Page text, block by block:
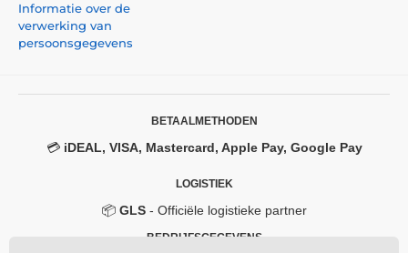
Informatie over de
verwerking van
persoonsgegevens
BETAALMETHODEN
💳 iDEAL, VISA, Mastercard, Apple Pay, Google Pay
LOGISTIEK
📦 GLS- Officiële logistieke partner
BEDRIJFSGEGEVENS